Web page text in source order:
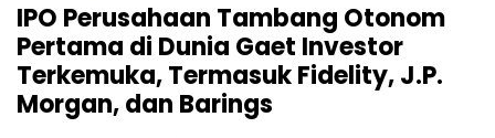
IPO Perusahaan Tambang Otonom
Pertama di Dunia Gaet Investor
Terkemuka, Termasuk Fidelity, J.P.
Morgan, dan Barings